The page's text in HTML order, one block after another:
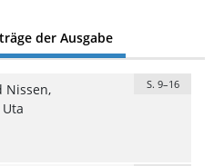
der Ausgabe
Nissen,
S. 9–16